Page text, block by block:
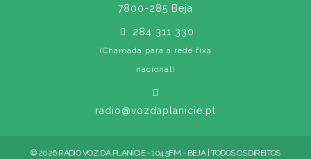
7800-285 Beja
284 311 330
(Chamada para a rede fixa
nacional)
radio@vozdaplanicie.pt
© 2026 RÁDIO VOZ DA PLANÍCIE - 104.5FM - BEJA | TODOS OS DIREITOS